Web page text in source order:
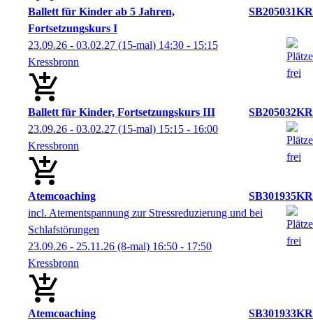
Ballett für Kinder ab 5 Jahren,
Fortsetzungskurs I
SB205031KR
23.09.26 - 03.02.27 (15-mal) 14:30 - 15:15
Kressbronn
Ballett für Kinder, Fortsetzungskurs III
SB205032KR
23.09.26 - 03.02.27 (15-mal) 15:15 - 16:00
Kressbronn
Atemcoaching
SB301935KR
incl. Atementspannung zur Stressreduzierung und bei
Schlafstörungen
23.09.26 - 25.11.26 (8-mal) 16:50 - 17:50
Kressbronn
Atemcoaching
SB301933KR